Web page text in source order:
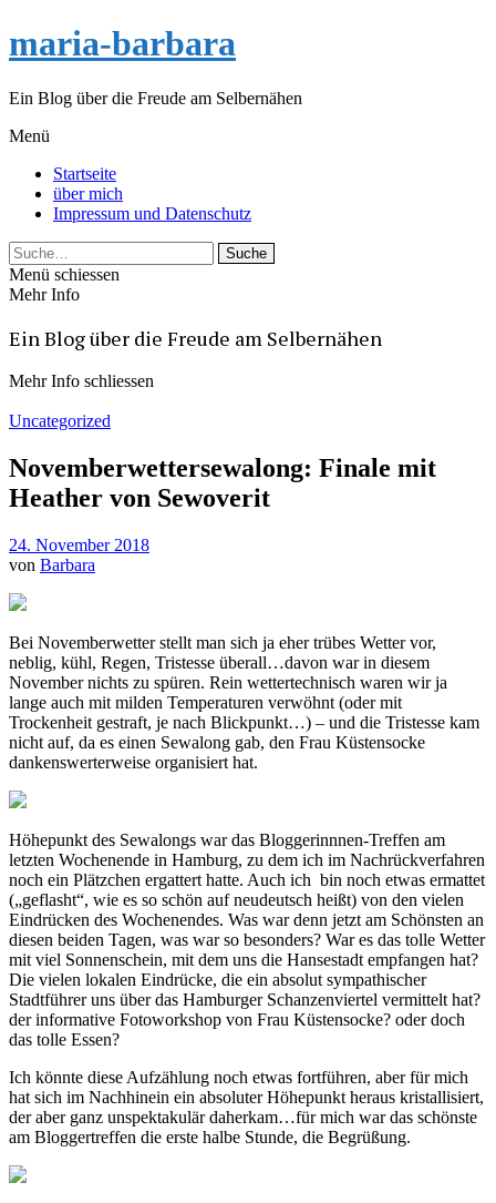
maria-barbara
Ein Blog über die Freude am Selbernähen
Menü
Startseite
über mich
Impressum und Datenschutz
Suche
Menü schiessen
Mehr Info
Ein Blog über die Freude am Selbernähen
Mehr Info schliessen
Uncategorized
Novemberwettersewalong: Finale mit
Heather von Sewoverit
24. November 2018
von Barbara
Bei Novemberwetter stellt man sich ja eher trübes Wetter vor,
neblig, kühl, Regen, Tristesse überall…davon war in diesem
November nichts zu spüren. Rein wettertechnisch waren wir ja
lange auch mit milden Temperaturen verwöhnt (oder mit
Trockenheit gestraft, je nach Blickpunkt…) – und die Tristesse kam
nicht auf, da es einen Sewalong gab, den Frau Küstensocke
dankenswerterweise organisiert hat.
Höhepunkt des Sewalongs war das Bloggerinnnen-Treffen am
letzten Wochenende in Hamburg, zu dem ich im Nachrückverfahren
noch ein Plätzchen ergattert hatte. Auch ich bin noch etwas ermattet
(„geflasht“, wie es so schön auf neudeutsch heißt) von den vielen
Eindrücken des Wochenendes. Was war denn jetzt am Schönsten an
diesen beiden Tagen, was war so besonders? War es das tolle Wetter
mit viel Sonnenschein, mit dem uns die Hansestadt empfangen hat?
Die vielen lokalen Eindrücke, die ein absolut sympathischer
Stadtführer uns über das Hamburger Schanzenviertel vermittelt hat?
der informative Fotoworkshop von Frau Küstensocke? oder doch
das tolle Essen?
Ich könnte diese Aufzählung noch etwas fortführen, aber für mich
hat sich im Nachhinein ein absoluter Höhepunkt heraus kristallisiert,
der aber ganz unspektakulär daherkam…für mich war das schönste
am Bloggertreffen die erste halbe Stunde, die Begrüßung.